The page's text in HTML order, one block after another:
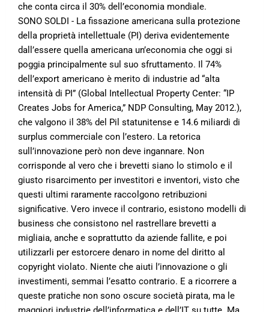
che conta circa il 30% dell’economia mondiale.
SONO SOLDI - La fissazione americana sulla protezione
della proprietà intellettuale (PI) deriva evidentemente
dall’essere quella americana un’economia che oggi si
poggia principalmente sul suo sfruttamento. Il 74%
dell’export americano è merito di industrie ad “alta
intensità di PI” (Global Intellectual Property Center: “IP
Creates Jobs for America,” NDP Consulting, May 2012.),
che valgono il 38% del Pil statunitense e 14.6 miliardi di
surplus commerciale con l’estero. La retorica
sull’innovazione però non deve ingannare. Non
corrisponde al vero che i brevetti siano lo stimolo e il
giusto risarcimento per investitori e inventori, visto che
questi ultimi raramente raccolgono retribuzioni
significative. Vero invece il contrario, esistono modelli di
business che consistono nel rastrellare brevetti a
migliaia, anche e soprattutto da aziende fallite, e poi
utilizzarli per estorcere denaro in nome del diritto al
copyright violato. Niente che aiuti l’innovazione o gli
investimenti, semmai l’esatto contrario. E a ricorrere a
queste pratiche non sono oscure società pirata, ma le